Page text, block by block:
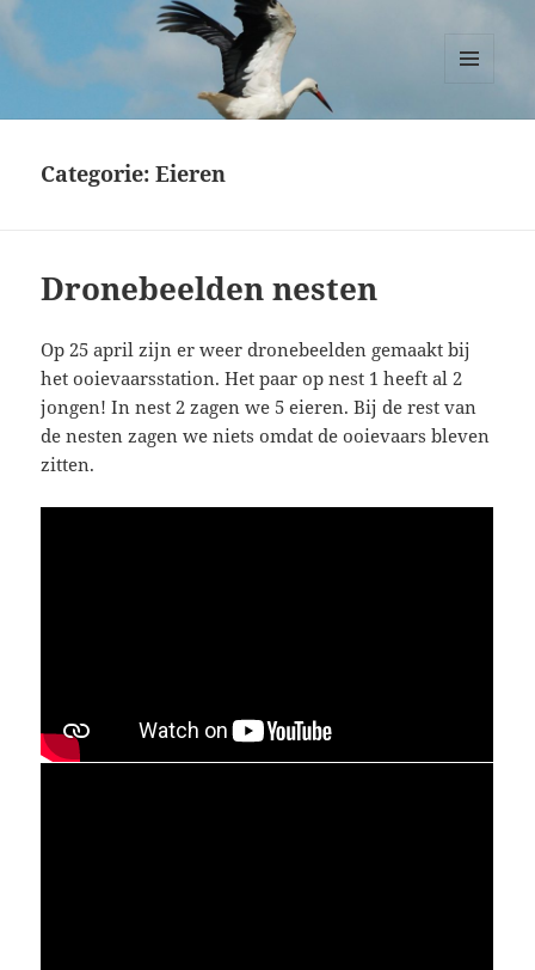
Ooievaars Zegveld
Categorie:Eieren
Dronebeelden nesten
Op 25 april zijn er weer dronebeelden gemaakt bij
het ooievaarsstation. Het paar op nest 1 heeft al 2
jongen! In nest 2 zagen we 5 eieren. Bij de rest van
de nesten zagen we niets omdat de ooievaars bleven
zitten.